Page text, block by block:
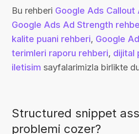
Bu rehberi Google Ads
Google Ads Ad Strength
kalite puani rehberi, Google
terimleri raporu rehberi, dijital
iletisim sayfalarimizla birlikte
Structured snippet
problemi cozer?